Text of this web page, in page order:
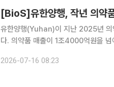
[BioS]유한양행, 작년 의약
유한양행(Yuhan)이 지난 2025년 의
다. 의약품 매출이 1조4000억원을 넘어선 것은 처음으로, 의약품 매출은 지난 2017년 1조원을 돌
2026-07-16 08:23